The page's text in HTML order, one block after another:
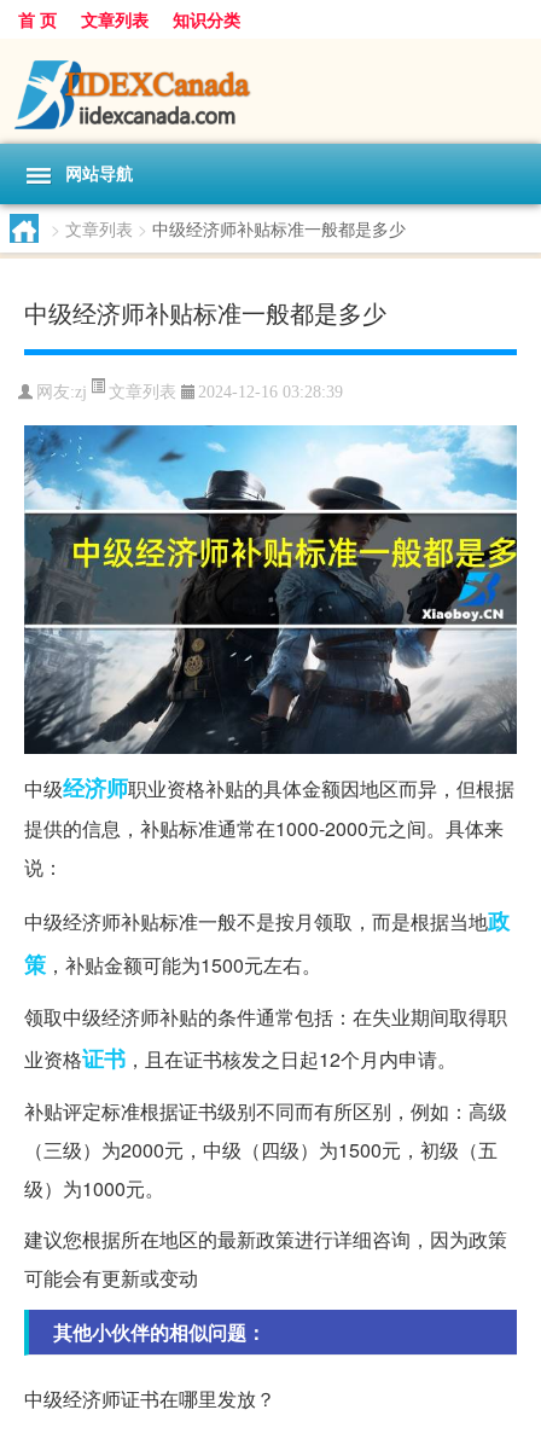
首 页 文章列表 知识分类
网站导航
> 文章列表 > 中级经济师补贴标准一般都是多少
中级经济师补贴标准一般都是多少
网友:zj 文章列表 2024-12-16 03:28:39
中级经济师职业资格补贴的具体金额因地区而异，但根据
提供的信息，补贴标准通常在1000-2000元之间。具体来
说：
中级经济师补贴标准一般不是按月领取，而是根据当地政
策 ，补贴金额可能为1500元左右。
领取中级经济师补贴的条件通常包括：在失业期间取得职
业资格证书 ，且在证书核发之日起12个月内申请。
补贴评定标准根据证书级别不同而有所区别，例如：高级
（三级）为2000元，中级（四级）为1500元，初级（五
级）为1000元。
建议您根据所在地区的最新政策进行详细咨询，因为政策
可能会有更新或变动
其他小伙伴的相似问题：
中级经济师证书在哪里发放？